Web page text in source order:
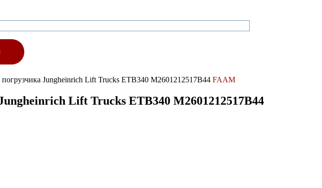
погрузчика Jungheinrich Lift Trucks ETB340 M2601212517B44 FAAM
Lift Trucks ETB340 M2601212517B44